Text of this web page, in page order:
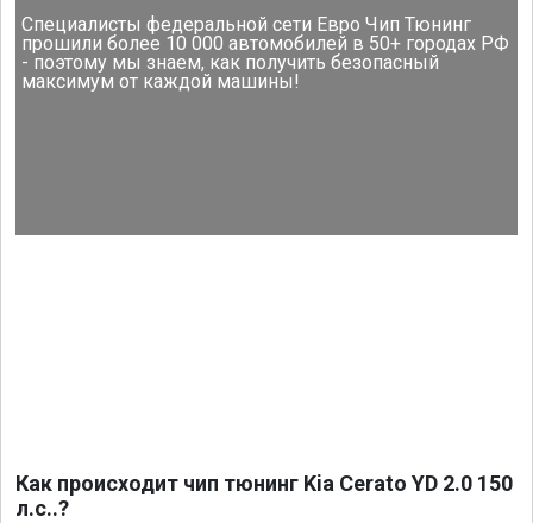
Специалисты федеральной сети Евро Чип Тюнинг
прошили более 10 000 автомобилей в 50+ городах РФ
- поэтому мы знаем, как получить безопасный
максимум от каждой машины!
Как происходит чип тюнинг Kia Cerato YD 2.0 150
л.с..?